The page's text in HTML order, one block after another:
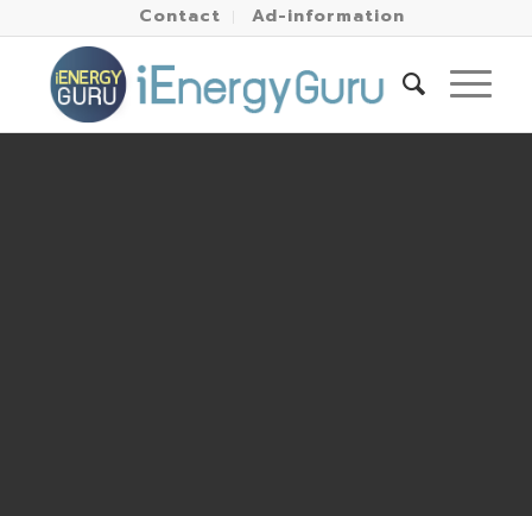
Contact Ad-information